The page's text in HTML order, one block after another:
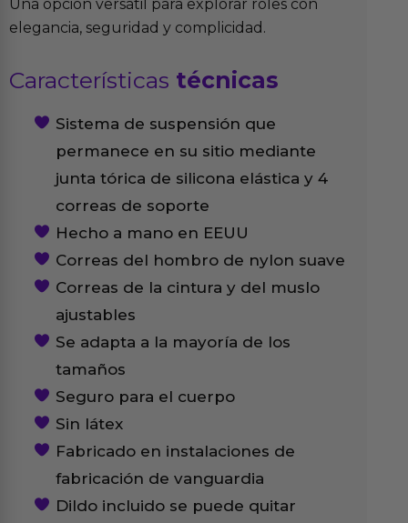
Una opción versátil para explorar roles con
elegancia, seguridad y complicidad.
Características técnicas
Sistema de suspensión que
permanece en su sitio mediante
junta tórica de silicona elástica y 4
correas de soporte
Hecho a mano en EEUU
Correas del hombro de nylon suave
Correas de la cintura y del muslo
ajustables
Se adapta a la mayoría de los
tamaños
Seguro para el cuerpo
Sin látex
Fabricado en instalaciones de
fabricación de vanguardia
Dildo incluido se puede quitar